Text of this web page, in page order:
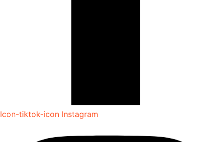
Icon-tiktok-icon Instagram